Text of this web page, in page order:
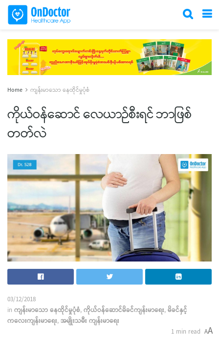
Home ကျန်းမာသော နေထိုင်မှုပုံစံ
ကိုယ်ဝန်ဆောင် လေယာဉ်စီးရင် ဘာဖြစ်
တတ်လဲ
03/12/2018
in ကျန်းမာသော နေထိုင်မှုပုံစံ,ကိုယ်ဝန်ဆောင်မိခင်ကျန်းမာရေး,မိခင်နှင့်
ကလေးကျန်းမာရေး,အမျိုးသမီး ကျန်းမာရေး
1 min read AA